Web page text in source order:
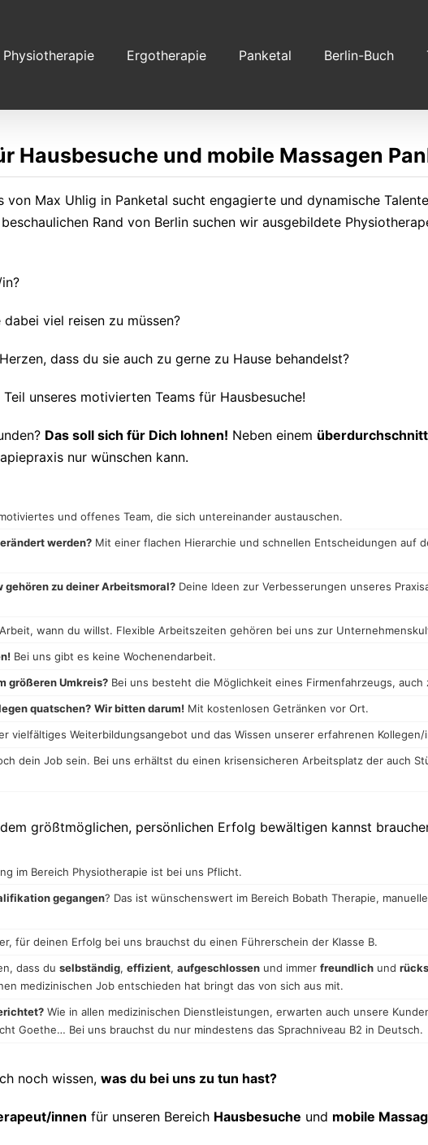
Physiotherapie Ergotherapie Panketal Berlin-Buch
Hausbesuche und mobile Massagen
von Max Uhlig in Panketal sucht engagierte und dynamische
Rand von Berlin suchen wir ausgebildete
viel reisen zu müssen?
dass du sie auch zu gerne zu Hause behandelst?
Teil unseres motivierten Teams für Hausbesuche!
Das soll sich für Dich lohnen! Neben einem
nur wünschen kann.
und offenes Team, die sich untereinander austauschen.
werden? Mit einer flachen Hierarchie und schnellen Entscheidungen auf
zu deiner Arbeitsmoral? Deine Ideen zur Verbesserungen unseres
wann du willst. Flexible Arbeitszeiten gehören bei uns zur
Bei uns gibt es keine Wochenendarbeit.
größeren Umkreis? Bei uns besteht die Möglichkeit eines Firmenfahrzeugs,
quatschen? Wir bitten darum! Mit kostenlosen Getränken vor Ort.
vielfältiges Weiterbildungsangebot und das Wissen unserer erfahrenen Kollegen/
dein Job sein. Bei uns erhältst du einen krisensicheren Arbeitsplatz der auch
größtmöglichen, persönlichen Erfolg bewältigen kannst
im Bereich Physiotherapie ist bei uns Pflicht.
gegangen? Das ist wünschenswert im Bereich Bobath Therapie,
für deinen Erfolg bei uns brauchst du einen Führerschein der Klasse B.
dass duselbständig,effizient,aufgeschlossen und immerfreundlich und
medizinischen Job entschieden hat bringt das von sich aus mit.
Wie in allen medizinischen Dienstleistungen, erwarten auch unsere
Goethe… Bei uns brauchst du nur mindestens das Sprachniveau B2 in Deutsch.
noch wissen, was du bei uns zu tun hast?
innen für unseren Bereich Hausbesuche und mobile